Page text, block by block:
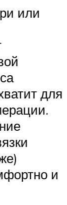
или
для
и